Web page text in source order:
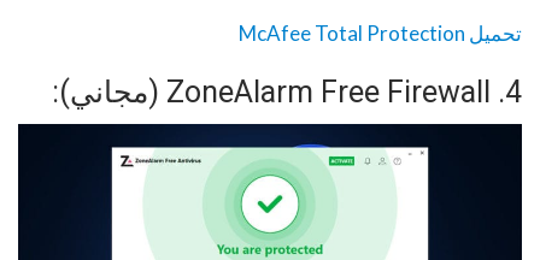
تحميل McAfee Total Protection
4. ZoneAlarm Free Firewall (مجاني):